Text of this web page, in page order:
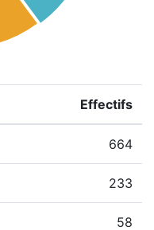
Effectifs
664
233
58